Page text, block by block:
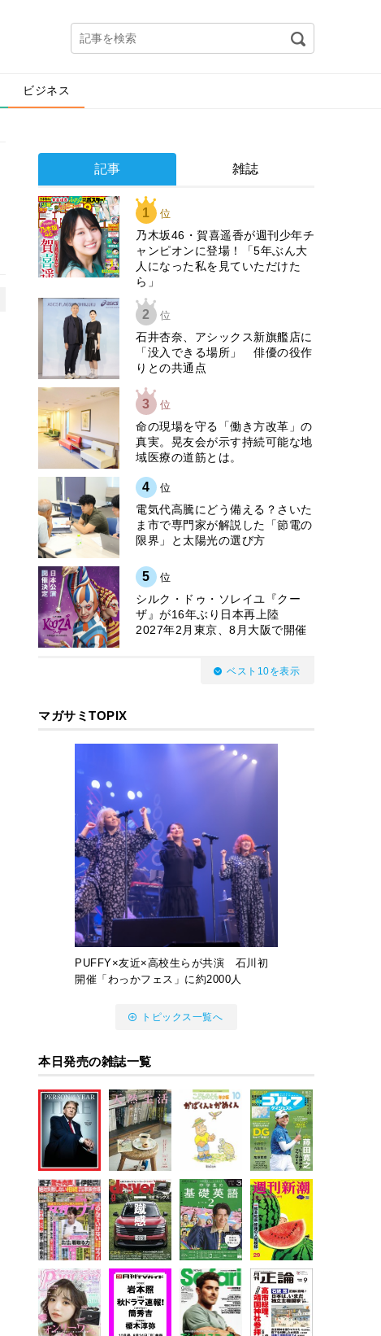
ビジネス
記事 雑誌
1 位
乃木坂46・賀喜遥香が週刊少年チ
ャンピオンに登場！「5年ぶん大
人になった私を見ていただけた
ら」
2 位
石井杏奈、アシックス新旗艦店に
「没入できる場所」 俳優の役作
りとの共通点
3 位
​命の現場を守る「働き方改革」の
真実。晃友会が示す持続可能な地
域医療の道筋とは。
4 位
電気代高騰にどう備える？さいた
ま市で専門家が解説した「節電の
限界」と太陽光の選び方
5 位
シルク・ドゥ・ソレイユ『クー
ザ』が16年ぶり日本再上陸
2027年2月東京、8月大阪で開催
ベスト10を表示
マガサミTOPIX
PUFFY×友近×高校生らが共演 石川初
開催「わっかフェス」に約2000人
トピックス一覧へ
本日発売の雑誌一覧